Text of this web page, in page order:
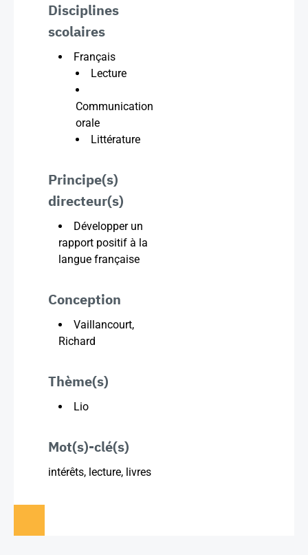
Disciplines
scolaires
Français
Lecture
Communication
orale
Littérature
Principe(s)
directeur(s)
Développer un
rapport positif à la
langue française
Conception
Vaillancourt,
Richard
Thème(s)
Lio
Mot(s)-clé(s)
intérêts, lecture, livres